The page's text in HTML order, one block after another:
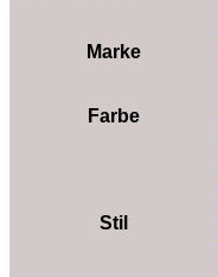
Marke
Farbe
Stil